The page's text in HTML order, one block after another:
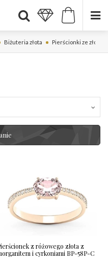
Biżuteria złota Pierścionki ze złota
z różowego złota z
i cyrkoniami BP-58P-C